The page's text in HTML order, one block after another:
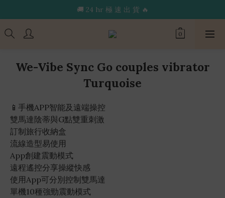
🔥限 時 送 玩 具 消 毒 袋🔥
🚚 24 hr 極 速 出 貨 🔥
🔥限 時 送 玩 具 消 毒 袋🔥
We-Vibe Sync Go couples vibrator
Turquoise
📱手機APP智能及遠端操控
雙馬達陰蒂與G點雙重刺激
訂制旅行收納盒
流線造型易使用
App創建震動模式
遠程遙控分享操縱快感
使用App可分別控制雙馬達
單機10種強勁震動模式